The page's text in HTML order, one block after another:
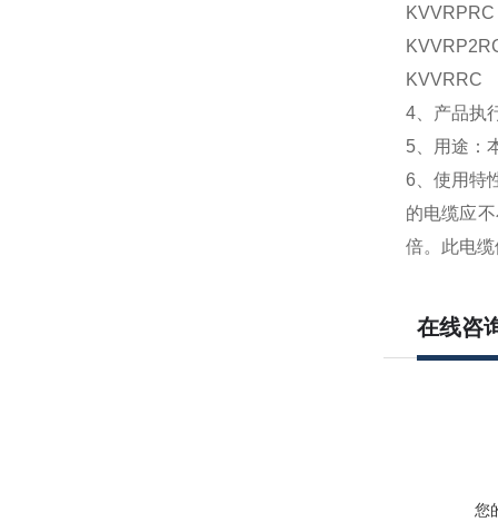
KVVRRC
4、产品执
5、用途：
6、使用特
的电缆应
倍。此电
在线咨
您